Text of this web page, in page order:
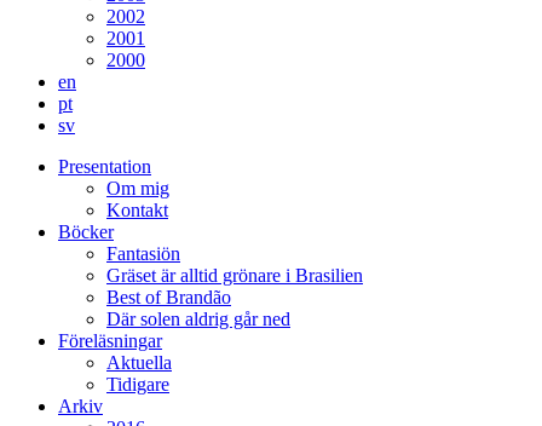
2002
2001
2000
en
pt
sv
Presentation
Om mig
Kontakt
Böcker
Fantasiön
Gräset är alltid grönare i Brasilien
Best of Brandão
Där solen aldrig går ned
Föreläsningar
Aktuella
Tidigare
Arkiv